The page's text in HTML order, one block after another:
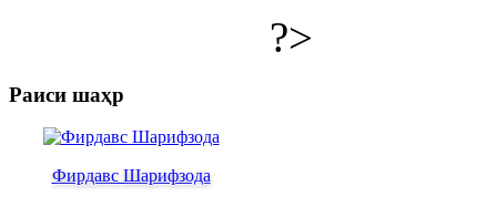
?>
Раиси шаҳр
Фирдавс Шарифзода